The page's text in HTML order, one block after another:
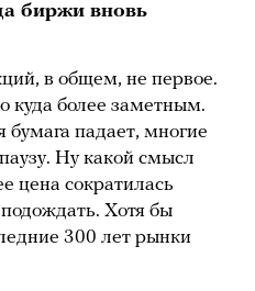
биржи вновь
в общем, не первое.
куда более заметным.
бумага падает, многие
Ну какой смысл
цена сократилась
Хотя бы
300 лет рынки